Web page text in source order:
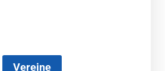
Vereine